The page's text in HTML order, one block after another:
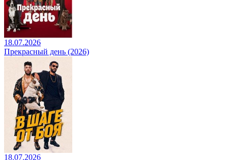
18.07.2026
Прекрасный день (2026)
18.07.2026